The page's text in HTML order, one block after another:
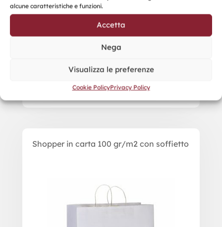
alcune caratteristiche e funzioni.
Accetta
Nega
Visualizza le preferenze
Cookie PolicyPrivacy Policy
Shopper in carta 100 gr/m2 con soffietto